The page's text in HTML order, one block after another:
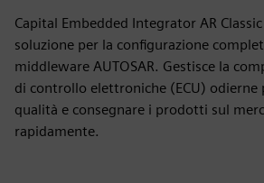
Capital Embedded Integrator AR
soluzione per la configurazione
middleware AUTOSAR. Gestisce la
di controllo elettroniche (ECU) odierne
qualità e consegnare i prodotti sul
rapidamente.